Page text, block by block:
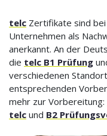
telc Zertifikate sind
Unternehmen als
anerkannt. An der
die telc B1 Prüfung
verschiedenen
entsprechenden
mehr zur Vorbereitung:
telc und B2